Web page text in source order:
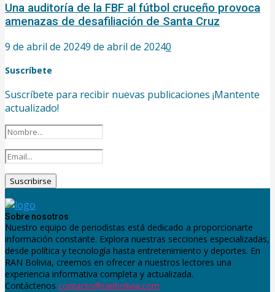
Una auditoría de la FBF al fútbol cruceño provoca
amenazas de desafiliación de Santa Cruz
9 de abril de 20249 de abril de 20240
Suscríbete
Suscríbete para recibir nuevas publicaciones ¡Mantente
actualizado!
Sobre nosotros
Nuestro equipo de periodistas está dedicado a proporcionarte
información constante. Explora nuestras secciones especializadas,
desde política y tecnología hasta entretenimiento y deportes. En
RAN Bolivia, creemos en ofrecer a nuestros lectores una
experiencia informativa completa y actualizada.
Contáctenos contacto@ranbolivia.com